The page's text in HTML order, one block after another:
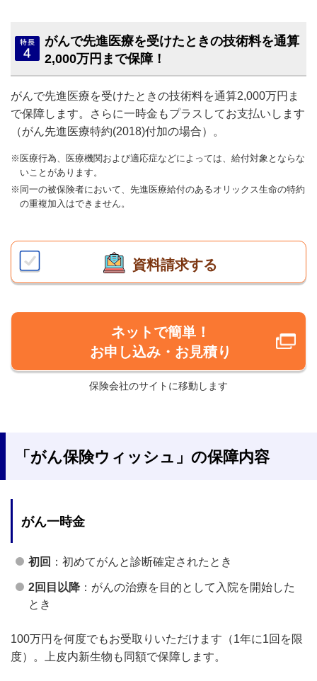
がんで先進医療を受けたときの技術料を通算
2,000万円まで保障！
がんで先進医療を受けたときの技術料を通算2,000万円ま
で保障します。さらに一時金もプラスしてお支払いします
（がん先進医療特約(2018)付加の場合）。
※医療行為、医療機関および適応症などによっては、給付対象とならな
いことがあります。
※同一の被保険者において、先進医療給付のあるオリックス生命の特約
の重複加入はできません。
資料請求する
ネットで簡単！
お申し込み・お見積り
保険会社のサイトに移動します
「がん保険ウィッシュ」の保障内容
がん一時金
初回 ：初めてがんと診断確定されたとき
2回目以降 ：がんの治療を目的として入院を開始した
とき
100万円を何度でもお受取りいただけます（1年に1回を限
度）。上皮内新生物も同額で保障します。